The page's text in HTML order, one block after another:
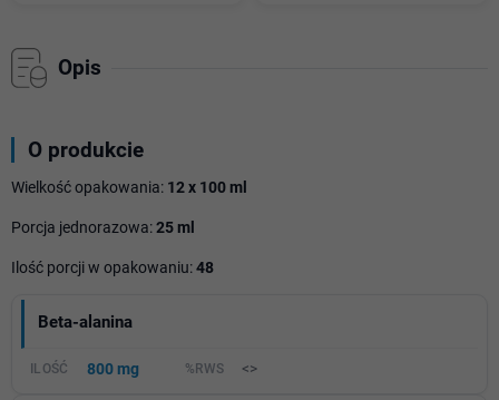
Opis
O produkcie
Wielkość opakowania: 12 x 100 ml
Porcja jednorazowa:25 ml
Ilość porcji w opakowaniu:48
Beta-alanina
800 mg <>